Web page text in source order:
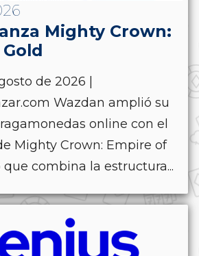
Mighty Crown:
de 2026 |
Wazdan amplió su
online con el
Mighty Crown: Empire of
combina la estructura...